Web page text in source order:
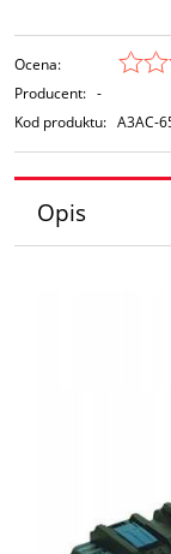
Ocena:
Producent: -
Kod produktu: A3AC-
Opis